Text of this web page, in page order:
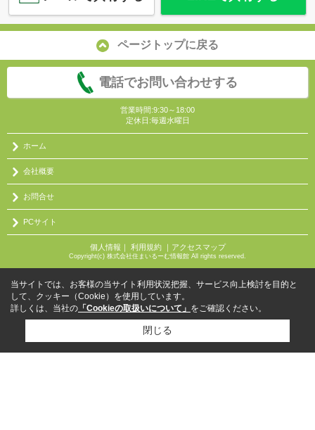
ページトップに戻る
電話でお問い合わせする
営業時間:9:30～18:00
定休日:毎週水曜日
ホーム
会社概要
お問合せ
PCサイト
個人情報 ｜ 利用規約｜ アクセスマップ
Copyright(c) 株式会社住まいるーむ情報館 All rights reserved.
当サイトでは、お客様の当サイト利用状況把握、サービス向上検討を目的と
して、クッキー（Cookie）を使用しています。
詳しくは、当社の 「Cookieの取扱いについて」 をご確認ください。
閉じる